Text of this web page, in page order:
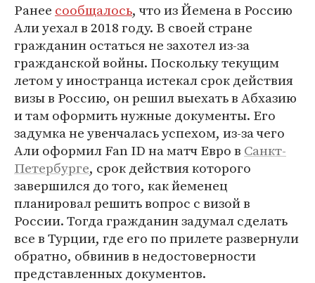
Ранее сообщалось, что из Йемена в Россию
Али уехал в 2018 году. В своей стране
гражданин остаться не захотел из-за
гражданской войны. Поскольку текущим
летом у иностранца истекал срок действия
визы в Россию, он решил выехать в Абхазию
и там оформить нужные документы. Его
задумка не увенчалась успехом, из-за чего
Али оформил Fan ID на матч Евро в Санкт-
Петербурге, срок действия которого
завершился до того, как йеменец
планировал решить вопрос с визой в
России. Тогда гражданин задумал сделать
все в Турции, где его по прилете развернули
обратно, обвинив в недостоверности
представленных документов.